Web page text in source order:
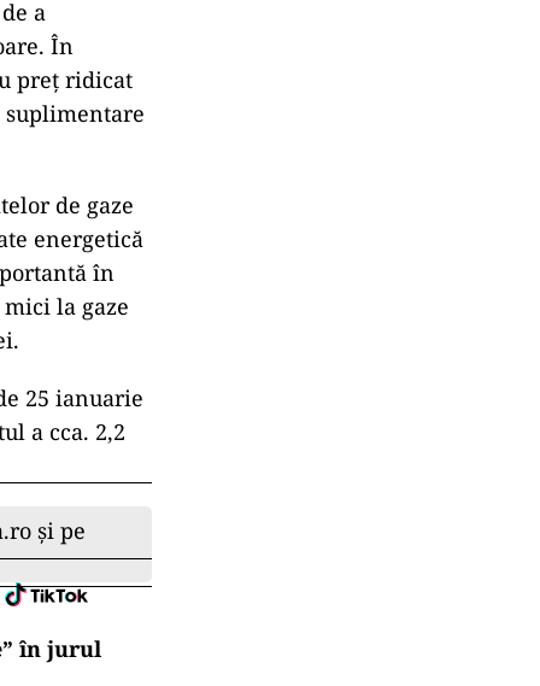
care va
au extras
2021, deși
și
a
În
preț ridicat
de gaze
energetică